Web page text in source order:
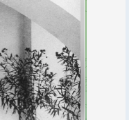
говорю без
Суворин тоже
все вопросы.
Кейф на
купанье, веселые
делает дни
летит, а голова
Дни жаркие,